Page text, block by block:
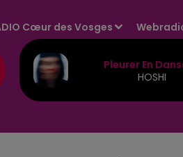
Cœur des Vosges
Pleurer En
HOSHI